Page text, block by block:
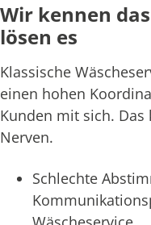
Wir kennen
lösen es
Klassische
einen hohen
Kunden mit sich. Das
Nerven.
Schlechte